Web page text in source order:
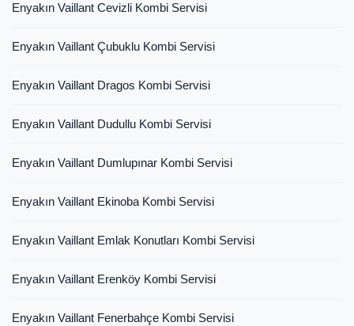
Enyakın Vaillant Cevizli Kombi Servisi
Enyakın Vaillant Çubuklu Kombi Servisi
Enyakın Vaillant Dragos Kombi Servisi
Enyakın Vaillant Dudullu Kombi Servisi
Enyakın Vaillant Dumlupınar Kombi Servisi
Enyakın Vaillant Ekinoba Kombi Servisi
Enyakın Vaillant Emlak Konutları Kombi Servisi
Enyakın Vaillant Erenköy Kombi Servisi
Enyakın Vaillant Fenerbahçe Kombi Servisi